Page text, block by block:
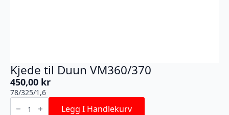
Kjede til Duun VM360/370
450,00 kr
78/325/1,6
Kjede
Legg I Handlekurv